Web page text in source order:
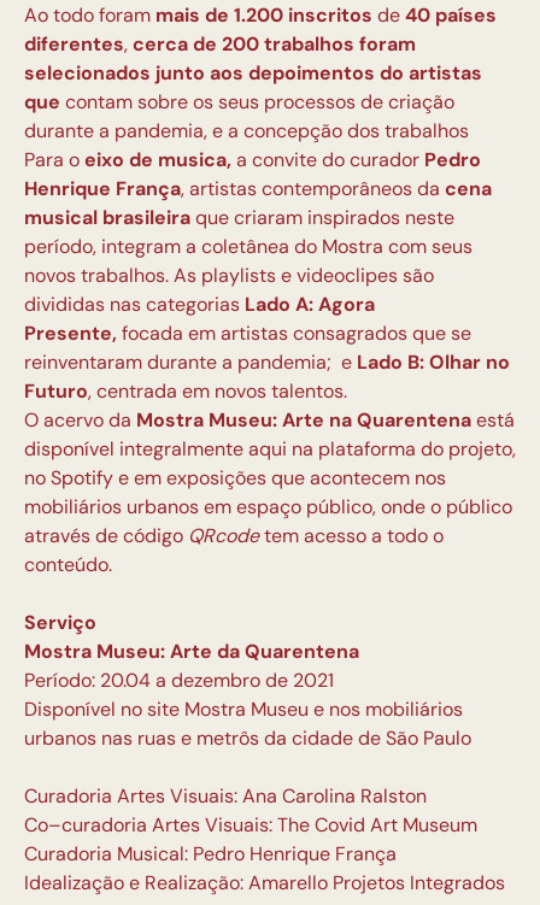
Ao todo foram mais de 1.200 inscritos de40 países
diferentes,cerca de 200 trabalhos foram
selecionados junto aos depoimentos do artistas
que contam sobre os seus processos de criação
durante a pandemia, e a concepção dos trabalhos
Para oeixo de musica,a convite do curador Pedro
Henrique França, artistas contemporâneos da cena
musical brasileiraque criaram inspirados neste
período, integram a coletânea do Mostra com seus
novos trabalhos. As playlists e videoclipes são
divididas nas categorias Lado A: Agora
Presente,focada em artistas consagrados que se
reinventaram durante a pandemia; e Lado B: Olhar no
Futuro, centrada em novos talentos.
O acervo da Mostra Museu: Arte na Quarentenaestá
disponível integralmente aqui na plataforma do projeto,
no Spotify e em exposições que acontecem nos
mobiliários urbanos em espaço público, onde o público
através de código QRcodetem acesso a todo o
conteúdo.
Serviço
Mostra Museu: Arte da Quarentena
Período: 20.04 a dezembro de 2021
Disponível nosite Mostra Museu e nos mobiliários
urbanos nas ruas e metrôs da cidade de São Paulo
Curadoria Artes Visuais: Ana Carolina Ralston
Co–curadoria Artes Visuais: The Covid Art Museum
Curadoria Musical: Pedro Henrique França
Idealização e Realização: Amarello Projetos Integrados